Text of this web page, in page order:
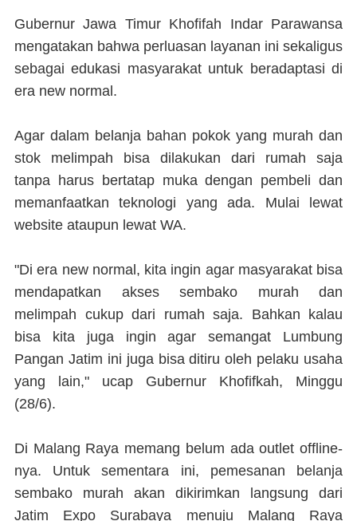
Gubernur Jawa Timur Khofifah Indar Parawansa
mengatakan bahwa perluasan layanan ini sekaligus
sebagai edukasi masyarakat untuk beradaptasi di
era new normal.
Agar dalam belanja bahan pokok yang murah dan
stok melimpah bisa dilakukan dari rumah saja
tanpa harus bertatap muka dengan pembeli dan
memanfaatkan teknologi yang ada. Mulai lewat
website ataupun lewat WA.
"Di era new normal, kita ingin agar masyarakat bisa
mendapatkan akses sembako murah dan
melimpah cukup dari rumah saja. Bahkan kalau
bisa kita juga ingin agar semangat Lumbung
Pangan Jatim ini juga bisa ditiru oleh pelaku usaha
yang lain," ucap Gubernur Khofifkah, Minggu
(28/6).
Di Malang Raya memang belum ada outlet offline-
nya. Untuk sementara ini, pemesanan belanja
sembako murah akan dikirimkan langsung dari
Jatim Expo Surabaya menuju Malang Raya